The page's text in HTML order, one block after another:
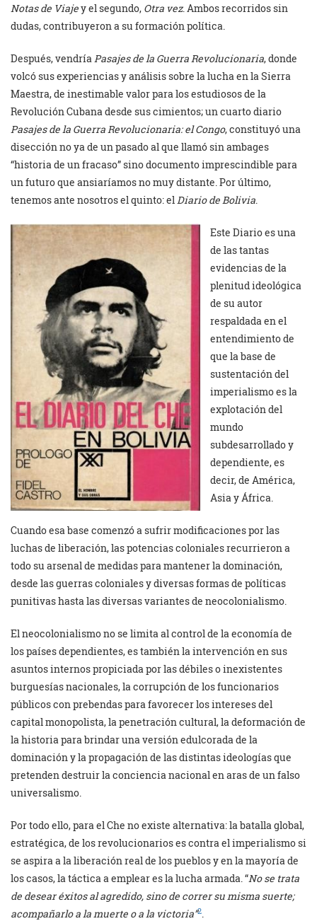
Notas de Viajey el segundo, Otra vez. Ambos recorridos sin
dudas, contribuyeron a su formación política.
Después, vendríaPasajes de la Guerra Revolucionaria, donde
volcó sus experiencias y análisis sobre la lucha en la Sierra
Maestra, de inestimable valor para los estudiosos de la
Revolución Cubana desde sus cimientos; un cuarto diario
Pasajes de la Guerra Revolucionaria: el Congo, constituyó una
disección no ya de un pasado al que llamó sin ambages
“historia de un fracaso” sino documento imprescindible para
un futuro que ansiaríamos no muy distante. Por último,
tenemos ante nosotros el quinto: elDiario de Bolivia.
Este Diario es una
de las tantas
evidencias de la
plenitud ideológica
de su autor
respaldada en el
entendimiento de
que la base de
sustentación del
imperialismo es la
explotación del
mundo
subdesarrollado y
dependiente, es
decir, de América,
Asia y África.
Cuando esa base comenzó a sufrir modificaciones por las
luchas de liberación, las potencias coloniales recurrieron a
todo su arsenal de medidas para mantener la dominación,
desde las guerras coloniales y diversas formas de políticas
punitivas hasta las diversas variantes de neocolonialismo.
El neocolonialismo no se limita al control de la economía de
los países dependientes, es también la intervención en sus
asuntos internos propiciada por las débiles o inexistentes
burguesías nacionales, la corrupción de los funcionarios
públicos con prebendas para favorecer los intereses del
capital monopolista, la penetración cultural, la deformación de
la historia para brindar una versión edulcorada de la
dominación y la propagación de las distintas ideologías que
pretenden destruir la conciencia nacional en aras de un falso
universalismo.
Por todo ello, para el Che no existe alternativa: la batalla global,
estratégica, de los revolucionarios es contra el imperialismo si
se aspira a la liberación real de los pueblos y en la mayoría de
los casos, la táctica a emplear es la lucha armada. “No se trata
de desear éxitos al agredido, sino de correr su misma suerte;
acompañarlo a la muerte o a la victoria”2.